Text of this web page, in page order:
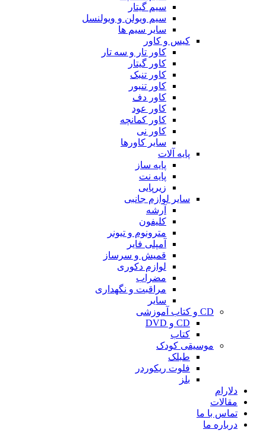
سیم گیتار
سیم ویولن و ویولنسل
سایر سیم ها
کیس و کاور
کاور تار و سه تار
کاور گیتار
کاور تنبک
کاور تنبور
کاور دف
کاور عود
کاور کمانچه
کاور نی
سایر کاورها
پایه آلات
پایه ساز
پایه نت
زیرپایی
سایر لوازم جانبی
آرشه
کلیفون
مترونوم و تیونر
آمپلی فایر
قمیش و سرساز
لوازم دکوری
مضراب
مراقبت و نگهداری
سایر
CD و کتاب آموزشی
CD و DVD
کتاب
موسیقی کودک
طبلک
فلوت ریکوردر
بلز
دلارام
مقالات
تماس با ما
درباره ما